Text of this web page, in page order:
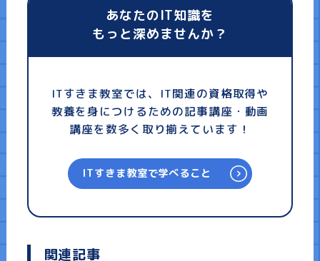
あなたのIT知識を
もっと深めませんか？
ITすきま教室では、IT関連の資格取得や
教養を身につけるための記事講座・動画
講座を数多く取り揃えています！
ITすきま教室で学べること
関連記事